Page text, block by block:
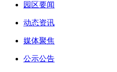
园区要闻
动态资讯
媒体聚焦
公示公告